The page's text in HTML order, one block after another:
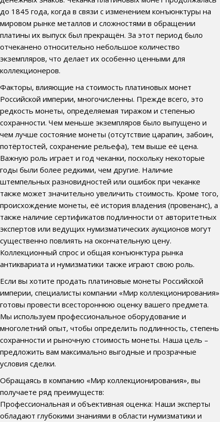
до 1845 года, когда в связи с изменением конъюнктуры на
мировом рынке металлов и сложностями в обращении
платины их выпуск был прекращён. За этот период было
отчеканено относительно небольшое количество
экземпляров, что делает их особенно ценными для
коллекционеров.
Факторы, влияющие на стоимость платиновых монет
Российской империи, многочисленны. Прежде всего, это
редкость монеты, определяемая тиражом и степенью
сохранности. Чем меньше экземпляров было выпущено и
чем лучше состояние монеты (отсутствие царапин, забоин,
потёртостей, сохранение рельефа), тем выше её цена.
Важную роль играет и год чеканки, поскольку некоторые
годы были более редкими, чем другие. Наличие
штемпельных разновидностей или ошибок при чеканке
также может значительно увеличить стоимость. Кроме того,
происхождение монеты, её история владения (провенанс), а
также наличие сертификатов подлинности от авторитетных
экспертов или ведущих нумизматических аукционов могут
существенно повлиять на окончательную цену.
Коллекционный спрос и общая конъюнктура рынка
антиквариата и нумизматики также играют свою роль.
Если вы хотите продать платиновые монеты Российской
империи, специалисты компании «Мир коллекционирования»
готовы провести всестороннюю оценку вашего предмета.
Мы используем профессиональное оборудование и
многолетний опыт, чтобы определить подлинность, степень
сохранности и рыночную стоимость монеты. Наша цель –
предложить вам максимально выгодные и прозрачные
условия сделки.
Обращаясь в компанию «Мир коллекционирования», вы
получаете ряд преимуществ:
Профессиональная и объективная оценка: Наши эксперты
обладают глубокими знаниями в области нумизматики и